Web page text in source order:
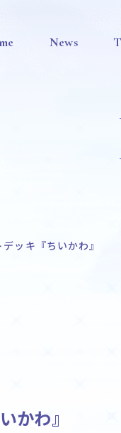
News
ッキ『ちいかわ』
かわ』